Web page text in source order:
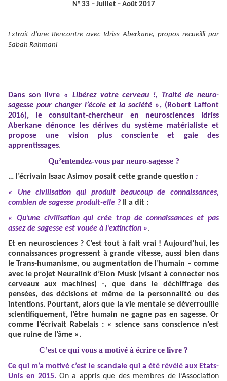
N° 33 – Juillet – Août 2017
Extrait d’une Rencontre avec Idriss Aberkane, propos recueilli par
Sabah Rahmani
Dans son livre « Libérez votre cerveau !, Traité de neuro-
sagesse pour changer l’école et la société », (Robert Laffont
2016), le consultant-chercheur en neurosciences Idriss
Aberkane dénonce les dérives du système matérialiste et
propose une vision plus consciente et gaie des
apprentissages.
Qu’entendez-vous par neuro-sagesse ?
… l’écrivain Isaac Asimov posait cette grande question :
« Une civilisation qui produit beaucoup de connaissances,
combien de sagesse produit-elle ?
Il a dit :
« Qu’une civilisation qui crée trop de connaissances et pas
assez de sagesse est vouée à l’extinction ».
Et en neurosciences ? C’est tout à fait vrai ! Aujourd’hui, les
connaissances progressent à grande vitesse, aussi bien dans
le Trans-humanisme, ou augmentation de l’humain – comme
avec le projet Neuralink d’Elon Musk (visant à connecter nos
cerveaux aux machines) -, que dans le déchiffrage des
pensées, des décisions et même de la personnalité ou des
intentions. Pourtant, alors que la vie mentale se déverrouille
scientifiquement, l’être humain ne gagne pas en sagesse. Or
comme l’écrivait Rabelais : « science sans conscience n’est
que ruine de l’âme ».
C’est ce qui vous a motivé à écrire ce livre ?
Ce qui m’a motivé c’est le scandale qui a été révélé aux Etats-
Unis en 2015. On a appris que des membres de l’Association